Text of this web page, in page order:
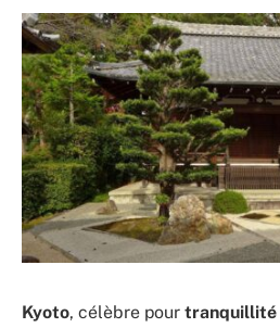
Kyoto, célèbre pour tranquillité